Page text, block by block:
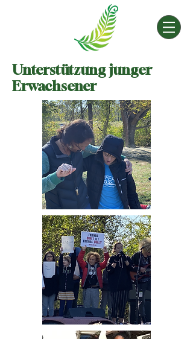
Unterstützung junger
Erwachsener